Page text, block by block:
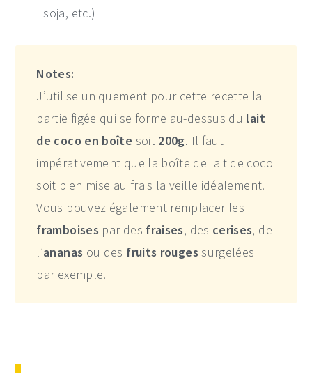
soja, etc.)
Notes:
J’utilise uniquement pour cette recette la
partie figée qui se forme au-dessus du lait
de coco en boîte soit 200g. Il faut
impérativement que la boîte de lait de coco
soit bien mise au frais la veille idéalement.
Vous pouvez également remplacer les
framboises par des fraises, des cerises, de
l’ananas ou des fruits rouges surgelées
par exemple.